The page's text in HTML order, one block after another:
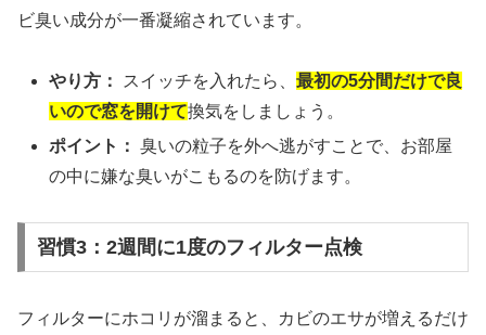
ビ臭い成分が一番凝縮されています。
やり方： スイッチを入れたら、最初の5分間だけで良
いので窓を開けて換気をしましょう。
ポイント： 臭いの粒子を外へ逃がすことで、お部屋
の中に嫌な臭いがこもるのを防げます。
習慣3：2週間に1度のフィルター点検
フィルターにホコリが溜まると、カビのエサが増えるだけ